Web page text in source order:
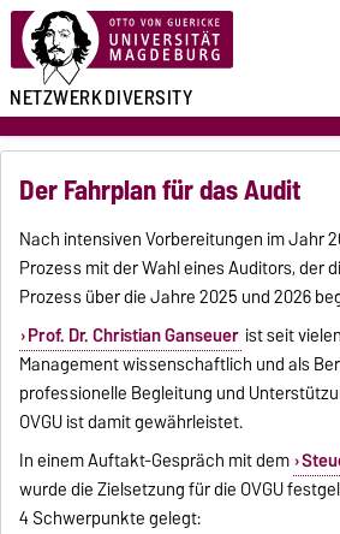
NETZWERKDIVERSITY
Der Fahrplan für das Audit
Nach intensiven Vorbereitungen im Jahr
Prozess mit der Wahl eines Auditors, der
Prozess über die Jahre 2025 und 2026
Prof. Dr. Christian Ganseuer ist seit
Management wissenschaftlich und als
professionelle Begleitung und
OVGU ist damit gewährleistet.
In einem Auftakt-Gespräch mit dem
wurde die Zielsetzung für die OVGU
4 Schwerpunkte gelegt: